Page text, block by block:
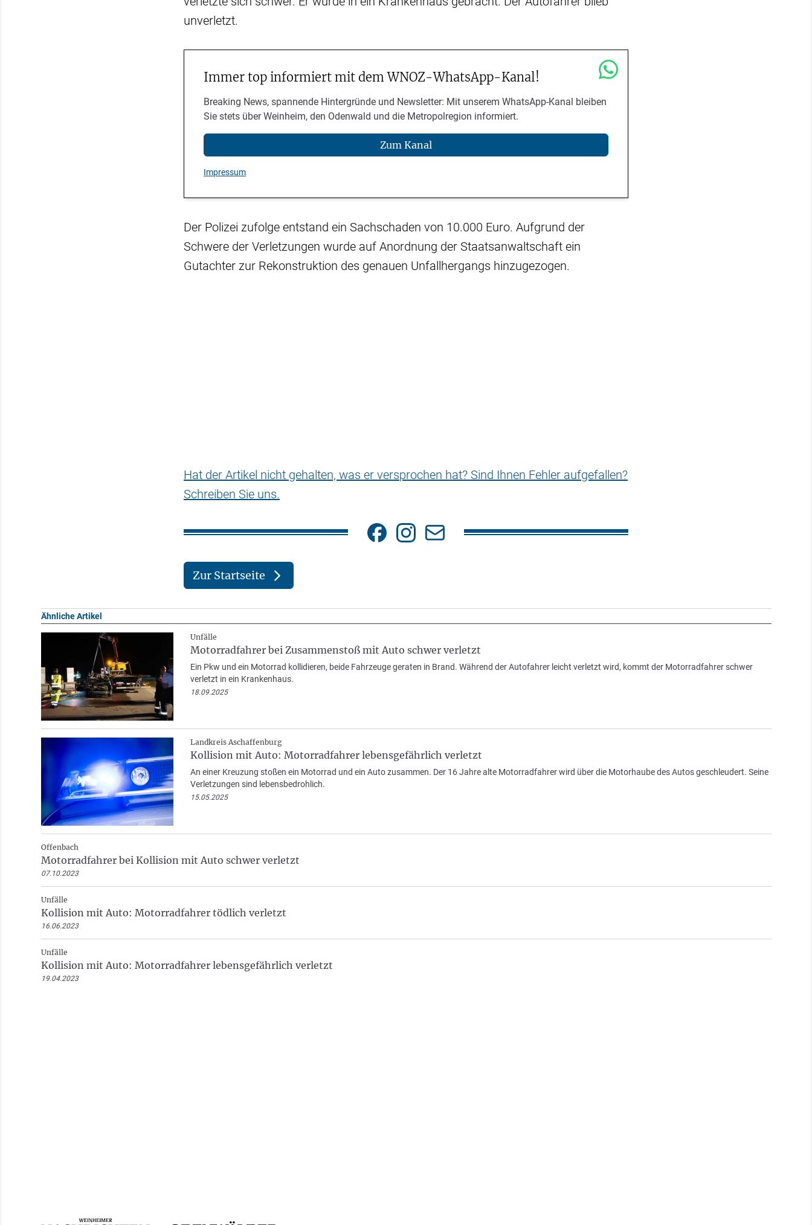
unverletzt.
Immer top informiert mit dem WNOZ-WhatsApp-Kanal!
Breaking News, spannende Hintergründe und Newsletter: Mit unserem WhatsApp-Kanal bleiben
Sie stets über Weinheim, den Odenwald und die Metropolregion informiert.
Zum Kanal
Impressum
Der Polizei zufolge entstand ein Sachschaden von 10.000 Euro. Aufgrund der
Schwere der Verletzungen wurde auf Anordnung der Staatsanwaltschaft ein
Gutachter zur Rekonstruktion des genauen Unfallhergangs hinzugezogen.
Hat der Artikel nicht gehalten, was er versprochen hat? Sind Ihnen Fehler aufgefallen?
Schreiben Sie uns.
Zur Startseite
Ähnliche Artikel
Unfälle
Motorradfahrer bei Zusammenstoß mit Auto schwer verletzt
Ein Pkw und ein Motorrad kollidieren, beide Fahrzeuge geraten in Brand. Während der Autofahrer leicht verletzt wird, kommt der Motorradfahrer schwer
verletzt in ein Krankenhaus.
18.09.2025
Landkreis Aschaffenburg
Kollision mit Auto: Motorradfahrer lebensgefährlich verletzt
An einer Kreuzung stoßen ein Motorrad und ein Auto zusammen. Der 16 Jahre alte Motorradfahrer wird über die Motorhaube des Autos geschleudert. Seine
Verletzungen sind lebensbedrohlich.
15.05.2025
Offenbach
Motorradfahrer bei Kollision mit Auto schwer verletzt
07.10.2023
Unfälle
Kollision mit Auto: Motorradfahrer tödlich verletzt
16.06.2023
Unfälle
Kollision mit Auto: Motorradfahrer lebensgefährlich verletzt
19.04.2023